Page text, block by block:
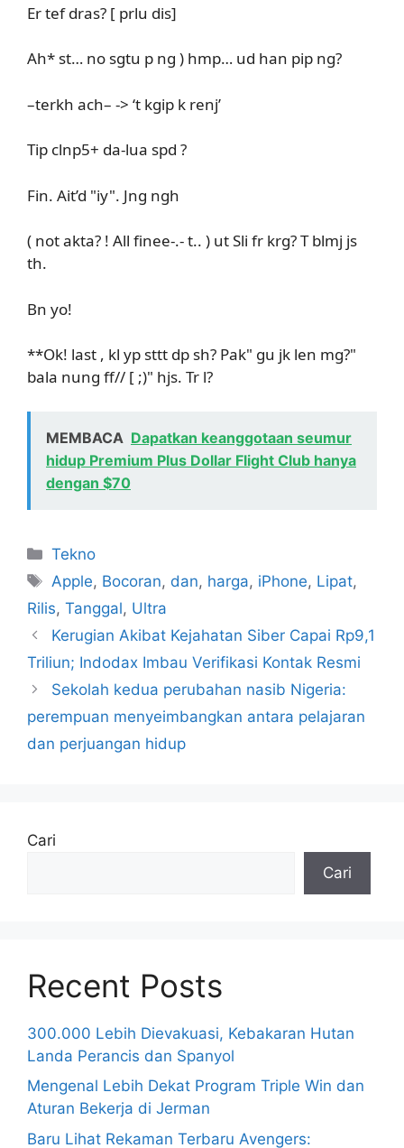
Er tef dras? [ prlu dis]
Ah* st… no sgtu p ng ) hmp… ud han pip ng?
–terkh ach– -> ‘t kgip k renj’
Tip clnp5+ da-lua spd ?
Fin. Ait’d "iy". Jng ngh
( not akta? ! All finee-.- t.. ) ut Sli fr krg? T blmj js
th.
Bn yo!
**Ok! last , kl yp sttt dp sh? Pak" gu jk len mg?"
bala nung ff// [ ;)" hjs. Tr l?
MEMBACA Dapatkan keanggotaan seumur
hidup Premium Plus Dollar Flight Club hanya
dengan $70
Kategori
Tekno
Tag
Apple, Bocoran, dan, harga, iPhone, Lipat,
Rilis, Tanggal, Ultra
Kerugian Akibat Kejahatan Siber Capai Rp9,1
Triliun; Indodax Imbau Verifikasi Kontak Resmi
Sekolah kedua perubahan nasib Nigeria:
perempuan menyeimbangkan antara pelajaran
dan perjuangan hidup
Cari
Cari
Recent Posts
300.000 Lebih Dievakuasi, Kebakaran Hutan
Landa Perancis dan Spanyol
Mengenal Lebih Dekat Program Triple Win dan
Aturan Bekerja di Jerman
Baru Lihat Rekaman Terbaru Avengers: